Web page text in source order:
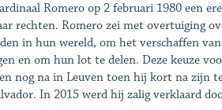
Romero op 2 februari 1980 een
rechten. Romero zei met overtuiging
in hun wereld, om het verschaffen
en om hun lot te delen. Deze keuze
nog na in Leuven toen hij kort na zijn
In 2015 werd hij zalig verklaard